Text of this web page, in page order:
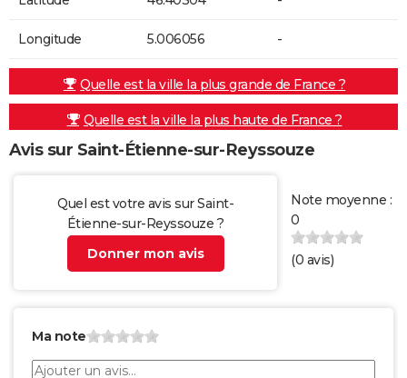
Longitude 5.006056 -
Quelle est la ville la plus grande de France ?
Quelle est la ville la plus haute de France ?
Avis sur Saint-Étienne-sur-Reyssouze
Quel est votre avis sur Saint-
Étienne-sur-Reyssouze ?
Donner mon avis
Note moyenne :
0
(0 avis)
Ma note